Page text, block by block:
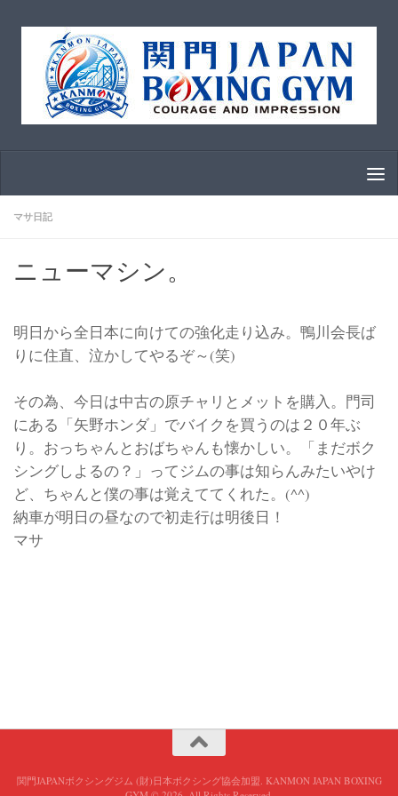
コンテンツへスキップ
マサ日記
ニューマシン。
明日から全日本に向けての強化走り込み。鴨川会長ば
りに住直、泣かしてやるぞ～(笑)
その為、今日は中古の原チャリとメットを購入。門司
にある「矢野ホンダ」でバイクを買うのは２０年ぶ
り。おっちゃんとおばちゃんも懐かしい。「まだボク
シングしよるの？」ってジムの事は知らんみたいやけ
ど、ちゃんと僕の事は覚えててくれた。(^^)
納車が明日の昼なので初走行は明後日！
マサ
関門JAPANボクシングジム (財)日本ボクシング協会加盟. KANMON JAPAN BOXING